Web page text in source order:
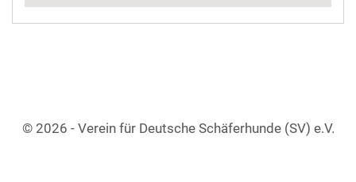
© 2026 - Verein für Deutsche Schäferhunde (SV) e.V.